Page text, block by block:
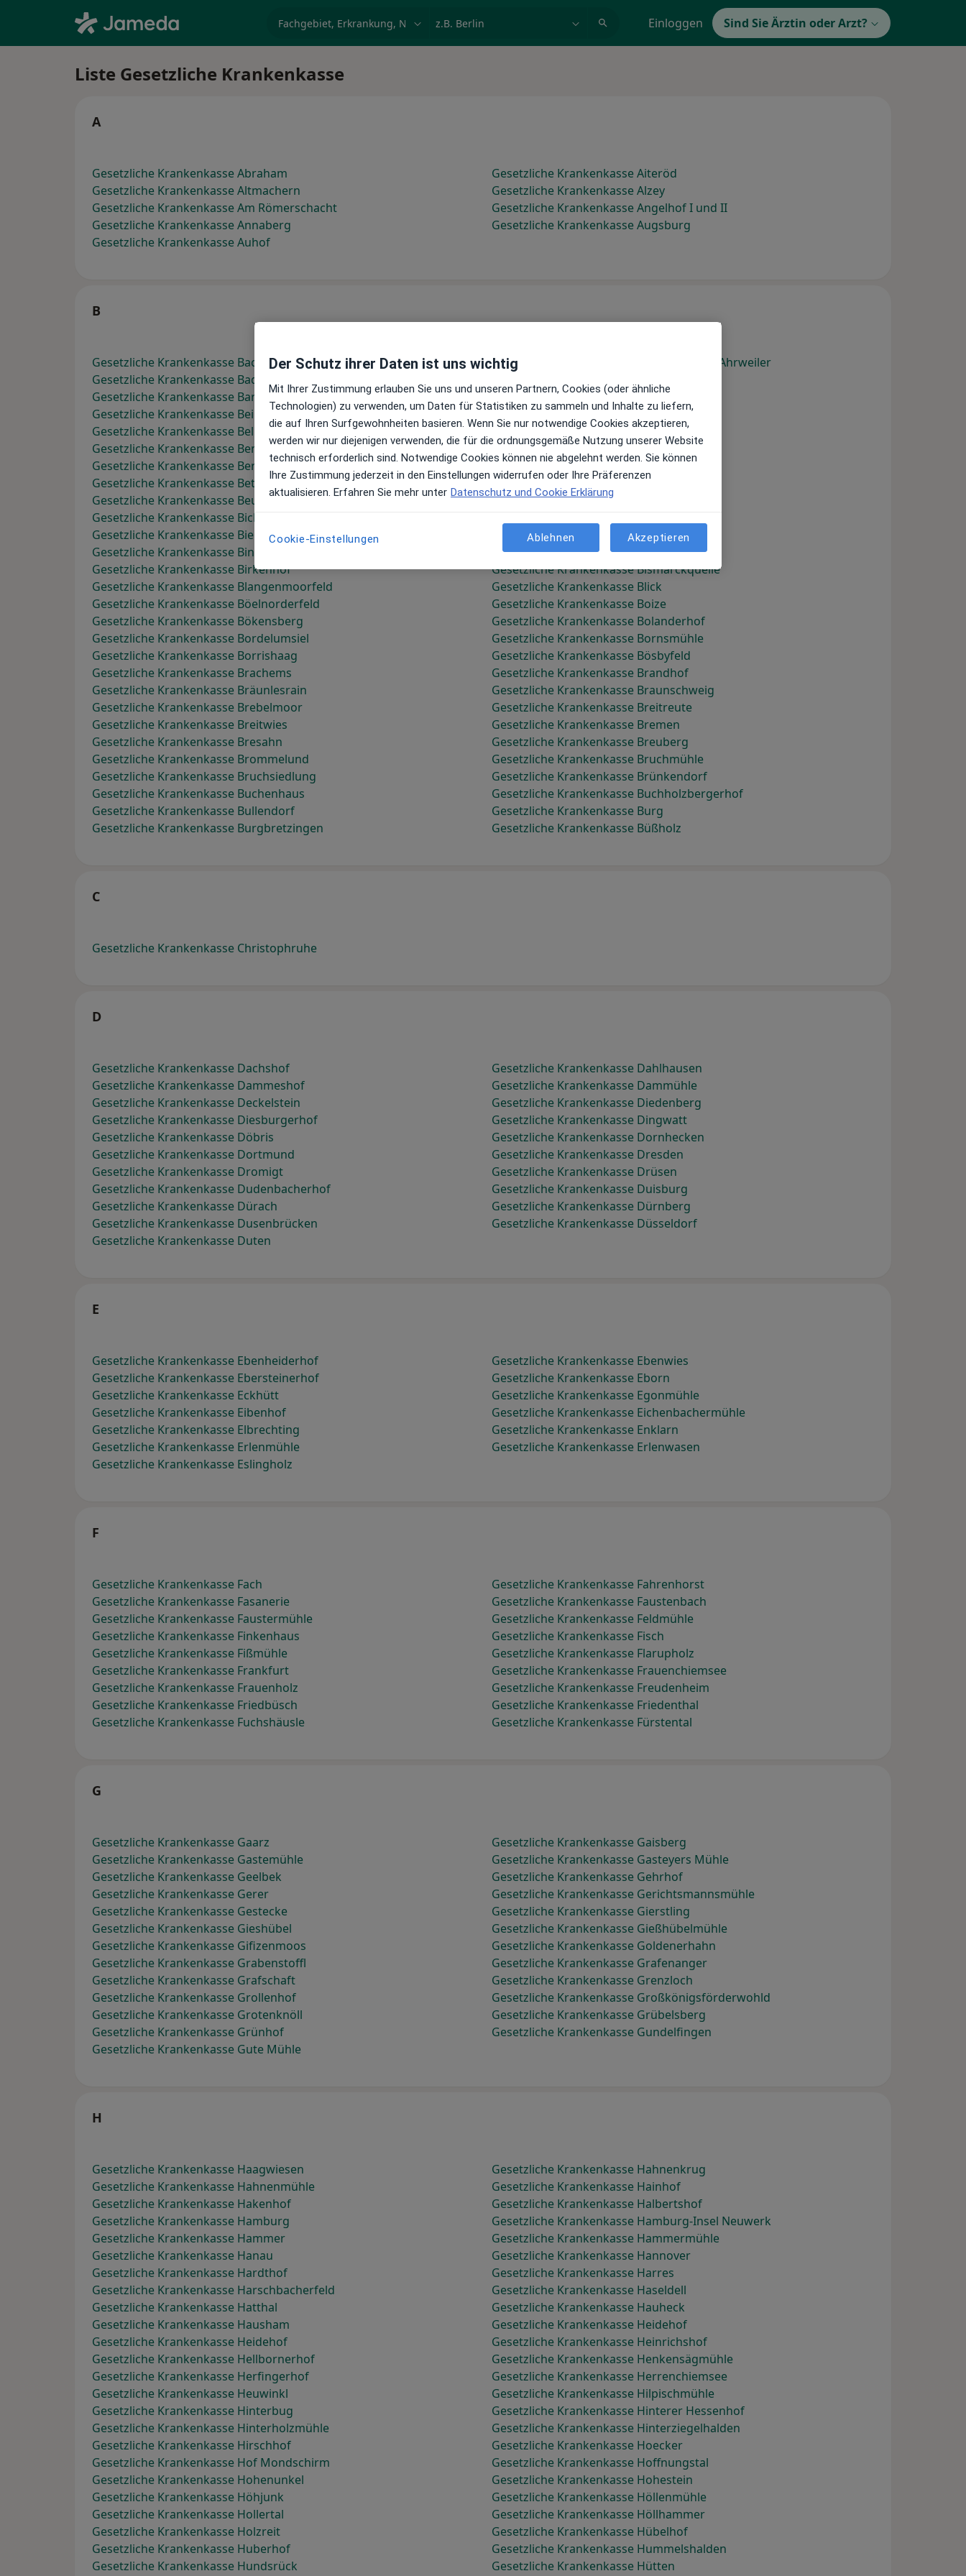
Einloggen Sind Sie Ärztin oder Arzt?
Liste Gesetzliche Krankenkasse
A
Gesetzliche Krankenkasse Abraham
Gesetzliche Krankenkasse Aiteröd
Gesetzliche Krankenkasse Altmachern
Gesetzliche Krankenkasse Alzey
Gesetzliche Krankenkasse Am Römerschacht
Gesetzliche Krankenkasse Angelhof I und II
Gesetzliche Krankenkasse Annaberg
Gesetzliche Krankenkasse Augsburg
Gesetzliche Krankenkasse Auhof
B
Gesetzliche Krankenkasse Bachzelten
Gesetzliche Krankenkasse Bad Neuenahr-Ahrweiler
Gesetzliche Krankenkasse Badisch Schöllenbach
Gesetzliche Krankenkasse Bargholz
Gesetzliche Krankenkasse Beblinstetten
Gesetzliche Krankenkasse Bei den Tongruben
Gesetzliche Krankenkasse Bellers
Gesetzliche Krankenkasse Bellevue
Gesetzliche Krankenkasse Belzhof
Gesetzliche Krankenkasse Benratherhof
Gesetzliche Krankenkasse Bergerhof
Gesetzliche Krankenkasse Berghof
Gesetzliche Krankenkasse Berlin
Gesetzliche Krankenkasse Bethanien
Gesetzliche Krankenkasse Betzenhausen
Gesetzliche Krankenkasse Beurenermühle
Gesetzliche Krankenkasse Bibersohl
Gesetzliche Krankenkasse Bicken
Gesetzliche Krankenkasse Bielefeld
Gesetzliche Krankenkasse Biersackschlag
Gesetzliche Krankenkasse Bingen am Rhein
Gesetzliche Krankenkasse Binnrot
Gesetzliche Krankenkasse Birkenhof
Gesetzliche Krankenkasse Bismarckquelle
Gesetzliche Krankenkasse Blangenmoorfeld
Gesetzliche Krankenkasse Blick
Gesetzliche Krankenkasse Böelnorderfeld
Gesetzliche Krankenkasse Boize
Gesetzliche Krankenkasse Bökensberg
Gesetzliche Krankenkasse Bolanderhof
Gesetzliche Krankenkasse Bordelumsiel
Gesetzliche Krankenkasse Bornsmühle
Gesetzliche Krankenkasse Borrishaag
Gesetzliche Krankenkasse Bösbyfeld
Gesetzliche Krankenkasse Brachems
Gesetzliche Krankenkasse Brandhof
Gesetzliche Krankenkasse Bräunlesrain
Gesetzliche Krankenkasse Braunschweig
Gesetzliche Krankenkasse Brebelmoor
Gesetzliche Krankenkasse Breitreute
Gesetzliche Krankenkasse Breitwies
Gesetzliche Krankenkasse Bremen
Gesetzliche Krankenkasse Bresahn
Gesetzliche Krankenkasse Breuberg
Gesetzliche Krankenkasse Brommelund
Gesetzliche Krankenkasse Bruchmühle
Gesetzliche Krankenkasse Bruchsiedlung
Gesetzliche Krankenkasse Brünkendorf
Gesetzliche Krankenkasse Buchenhaus
Gesetzliche Krankenkasse Buchholzbergerhof
Gesetzliche Krankenkasse Bullendorf
Gesetzliche Krankenkasse Burg
Gesetzliche Krankenkasse Burgbretzingen
Gesetzliche Krankenkasse Büßholz
C
Gesetzliche Krankenkasse Christophruhe
D
Gesetzliche Krankenkasse Dachshof
Gesetzliche Krankenkasse Dahlhausen
Gesetzliche Krankenkasse Dammeshof
Gesetzliche Krankenkasse Dammühle
Gesetzliche Krankenkasse Deckelstein
Gesetzliche Krankenkasse Diedenberg
Gesetzliche Krankenkasse Diesburgerhof
Gesetzliche Krankenkasse Dingwatt
Gesetzliche Krankenkasse Döbris
Gesetzliche Krankenkasse Dornhecken
Gesetzliche Krankenkasse Dortmund
Gesetzliche Krankenkasse Dresden
Gesetzliche Krankenkasse Dromigt
Gesetzliche Krankenkasse Drüsen
Gesetzliche Krankenkasse Dudenbacherhof
Gesetzliche Krankenkasse Duisburg
Gesetzliche Krankenkasse Dürach
Gesetzliche Krankenkasse Dürnberg
Gesetzliche Krankenkasse Dusenbrücken
Gesetzliche Krankenkasse Düsseldorf
Gesetzliche Krankenkasse Duten
E
Gesetzliche Krankenkasse Ebenheiderhof
Gesetzliche Krankenkasse Ebenwies
Gesetzliche Krankenkasse Ebersteinerhof
Gesetzliche Krankenkasse Eborn
Gesetzliche Krankenkasse Eckhütt
Gesetzliche Krankenkasse Egonmühle
Gesetzliche Krankenkasse Eibenhof
Gesetzliche Krankenkasse Eichenbachermühle
Gesetzliche Krankenkasse Elbrechting
Gesetzliche Krankenkasse Enklarn
Gesetzliche Krankenkasse Erlenmühle
Gesetzliche Krankenkasse Erlenwasen
Gesetzliche Krankenkasse Eslingholz
F
Gesetzliche Krankenkasse Fach
Gesetzliche Krankenkasse Fahrenhorst
Gesetzliche Krankenkasse Fasanerie
Gesetzliche Krankenkasse Faustenbach
Gesetzliche Krankenkasse Faustermühle
Gesetzliche Krankenkasse Feldmühle
Gesetzliche Krankenkasse Finkenhaus
Gesetzliche Krankenkasse Fisch
Gesetzliche Krankenkasse Fißmühle
Gesetzliche Krankenkasse Flarupholz
Gesetzliche Krankenkasse Frankfurt
Gesetzliche Krankenkasse Frauenchiemsee
Gesetzliche Krankenkasse Frauenholz
Gesetzliche Krankenkasse Freudenheim
Gesetzliche Krankenkasse Friedbüsch
Gesetzliche Krankenkasse Friedenthal
Gesetzliche Krankenkasse Fuchshäusle
Gesetzliche Krankenkasse Fürstental
G
Gesetzliche Krankenkasse Gaarz
Gesetzliche Krankenkasse Gaisberg
Gesetzliche Krankenkasse Gastemühle
Gesetzliche Krankenkasse Gasteyers Mühle
Gesetzliche Krankenkasse Geelbek
Gesetzliche Krankenkasse Gehrhof
Gesetzliche Krankenkasse Gerer
Gesetzliche Krankenkasse Gerichtsmannsmühle
Gesetzliche Krankenkasse Gestecke
Gesetzliche Krankenkasse Gierstling
Gesetzliche Krankenkasse Gieshübel
Gesetzliche Krankenkasse Gießhübelmühle
Gesetzliche Krankenkasse Gifizenmoos
Gesetzliche Krankenkasse Goldenerhahn
Gesetzliche Krankenkasse Grabenstoffl
Gesetzliche Krankenkasse Grafenanger
Gesetzliche Krankenkasse Grafschaft
Gesetzliche Krankenkasse Grenzloch
Gesetzliche Krankenkasse Grollenhof
Gesetzliche Krankenkasse Großkönigsförderwohld
Gesetzliche Krankenkasse Grotenknöll
Gesetzliche Krankenkasse Grübelsberg
Gesetzliche Krankenkasse Grünhof
Gesetzliche Krankenkasse Gundelfingen
Gesetzliche Krankenkasse Gute Mühle
H
Gesetzliche Krankenkasse Haagwiesen
Gesetzliche Krankenkasse Hahnenkrug
Gesetzliche Krankenkasse Hahnenmühle
Gesetzliche Krankenkasse Hainhof
Gesetzliche Krankenkasse Hakenhof
Gesetzliche Krankenkasse Halbertshof
Gesetzliche Krankenkasse Hamburg
Gesetzliche Krankenkasse Hamburg-Insel Neuwerk
Gesetzliche Krankenkasse Hammer
Gesetzliche Krankenkasse Hammermühle
Gesetzliche Krankenkasse Hanau
Gesetzliche Krankenkasse Hannover
Gesetzliche Krankenkasse Hardthof
Gesetzliche Krankenkasse Harres
Gesetzliche Krankenkasse Harschbacherfeld
Gesetzliche Krankenkasse Haseldell
Gesetzliche Krankenkasse Hatthal
Gesetzliche Krankenkasse Hauheck
Gesetzliche Krankenkasse Hausham
Gesetzliche Krankenkasse Heidehof
Gesetzliche Krankenkasse Heidehof
Gesetzliche Krankenkasse Heinrichshof
Gesetzliche Krankenkasse Hellbornerhof
Gesetzliche Krankenkasse Henkensägmühle
Gesetzliche Krankenkasse Herfingerhof
Gesetzliche Krankenkasse Herrenchiemsee
Gesetzliche Krankenkasse Heuwinkl
Gesetzliche Krankenkasse Hilpischmühle
Gesetzliche Krankenkasse Hinterbug
Gesetzliche Krankenkasse Hinterer Hessenhof
Gesetzliche Krankenkasse Hinterholzmühle
Gesetzliche Krankenkasse Hinterziegelhalden
Gesetzliche Krankenkasse Hirschhof
Gesetzliche Krankenkasse Hoecker
Gesetzliche Krankenkasse Hof Mondschirm
Gesetzliche Krankenkasse Hoffnungstal
Gesetzliche Krankenkasse Hohenunkel
Gesetzliche Krankenkasse Hohestein
Gesetzliche Krankenkasse Höhjunk
Gesetzliche Krankenkasse Höllenmühle
Gesetzliche Krankenkasse Hollertal
Gesetzliche Krankenkasse Höllhammer
Gesetzliche Krankenkasse Holzreit
Gesetzliche Krankenkasse Hübelhof
Gesetzliche Krankenkasse Huberhof
Gesetzliche Krankenkasse Hummelshalden
Gesetzliche Krankenkasse Hundsrück
Gesetzliche Krankenkasse Hütten
Der Schutz ihrer Daten ist uns wichtig
Mit Ihrer Zustimmung erlauben Sie uns und unseren Partnern, Cookies (oder ähnliche
Technologien) zu verwenden, um Daten für Statistiken zu sammeln und Inhalte zu liefern,
die auf Ihren Surfgewohnheiten basieren. Wenn Sie nur notwendige Cookies akzeptieren,
werden wir nur diejenigen verwenden, die für die ordnungsgemäße Nutzung unserer Website
technisch erforderlich sind. Notwendige Cookies können nie abgelehnt werden. Sie können
Ihre Zustimmung jederzeit in den Einstellungen widerrufen oder Ihre Präferenzen
aktualisieren. Erfahren Sie mehr unter Datenschutz und Cookie Erklärung
Cookie-Einstellungen Ablehnen Akzeptieren